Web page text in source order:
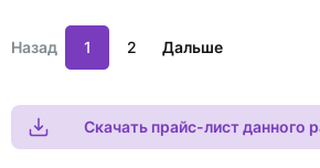
Назад 1 2 Дальше
Скачать прайс-лист данного